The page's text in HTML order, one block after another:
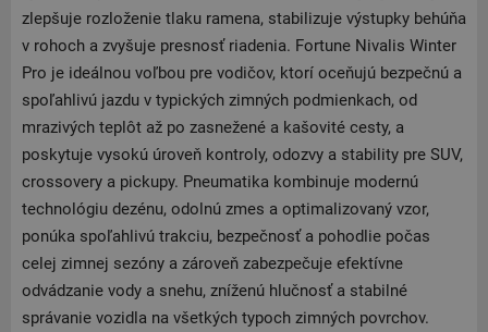
zlepšuje rozloženie tlaku ramena, stabilizuje výstupky behúňa
v rohoch a zvyšuje presnosť riadenia. Fortune Nivalis Winter
Pro je ideálnou voľbou pre vodičov, ktorí oceňujú bezpečnú a
spoľahlivú jazdu v typických zimných podmienkach, od
mrazivých teplôt až po zasnežené a kašovité cesty, a
poskytuje vysokú úroveň kontroly, odozvy a stability pre SUV,
crossovery a pickupy. Pneumatika kombinuje modernú
technológiu dezénu, odolnú zmes a optimalizovaný vzor,
ponúka spoľahlivú trakciu, bezpečnosť a pohodlie počas
celej zimnej sezóny a zároveň zabezpečuje efektívne
odvádzanie vody a snehu, zníženú hlučnosť a stabilné
správanie vozidla na všetkých typoch zimných povrchov.